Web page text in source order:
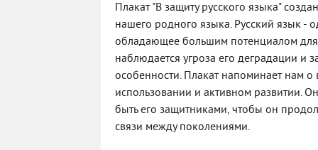
Плакат "В защиту русского языка"
нашего родного языка. Русский язык -
обладающее большим потенциалом
наблюдается угроза его деградации и
особенности. Плакат напоминает нам
использовании и активном развитии.
быть его защитниками, чтобы он
связи между поколениями.